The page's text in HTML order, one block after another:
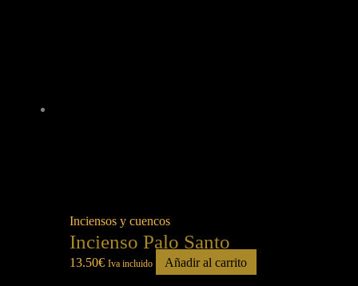
Inciensos y cuencos
Incienso Palo Santo
13.50€ Iva incluido Añadir al carrito